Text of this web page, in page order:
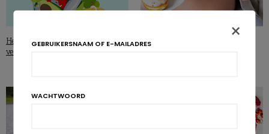
Het mediterrane eetpatroon
verbetert de conditie
×
GEBRUIKERSNAAM OF E-MAILADRES
WACHTWOORD